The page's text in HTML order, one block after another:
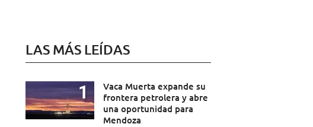
LAS MÁS LEÍDAS
Vaca Muerta expande su
frontera petrolera y abre
una oportunidad para
Mendoza